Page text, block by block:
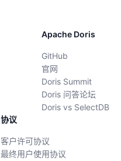
Apache Doris
GitHub
官网
Doris Summit
Doris 问答论坛
Doris vs SelectDB
协议
客户许可协议
最终用户使用协议